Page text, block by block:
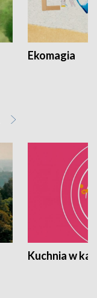
Ekomagia
Kuchnia w